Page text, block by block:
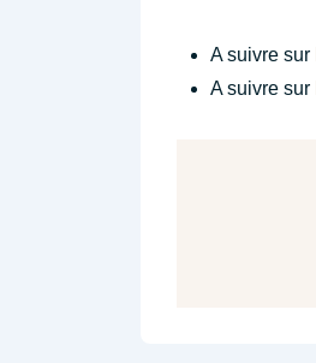
A suivre sur
A suivre sur